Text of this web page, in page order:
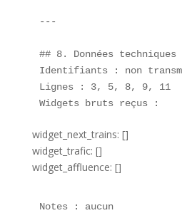
---
## 8. Données
Identifiants : non
Lignes : 3, 5, 8, 9, 11
Widgets bruts reçus :
widget_next_trains: []
widget_trafic: []
widget_affluence: []
Notes : aucun